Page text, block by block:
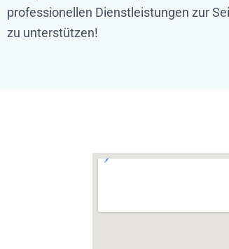
professionellen Dienstleistungen zur
zu unterstützen!